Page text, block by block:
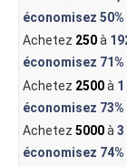
économisez 50%
Achetez 250à
économisez 71%
Achetez 2500à
économisez 73%
Achetez 5000à3
économisez 74%